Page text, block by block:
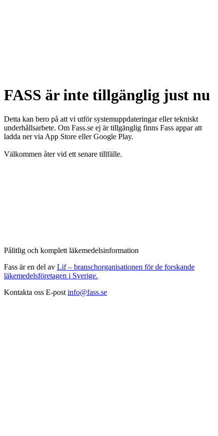
FASS är inte tillgänglig just nu
Detta kan bero på att vi utför systemuppdateringar eller tekniskt
underhållsarbete. Om Fass.se ej är tillgänglig finns Fass appar att
ladda ner via App Store eller Google Play.
Välkommen åter vid ett senare tillfälle.
Pålitlig och komplett läkemedelsinformation
Fass är en del av Lif – branschorganisationen för de forskande
läkemedelsföretagen i Sverige.
Kontakta oss E-post info@fass.se